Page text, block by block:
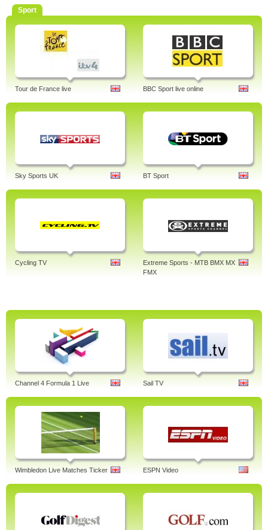
Sport
Tour de France live BBC Sport live online
Sky Sports UK BT Sport
Cycling TV
Extreme Sports - MTB BMX MX
FMX
Channel 4 Formula 1 Live Sail TV
Wimbledon Live Matches Ticker ESPN Video